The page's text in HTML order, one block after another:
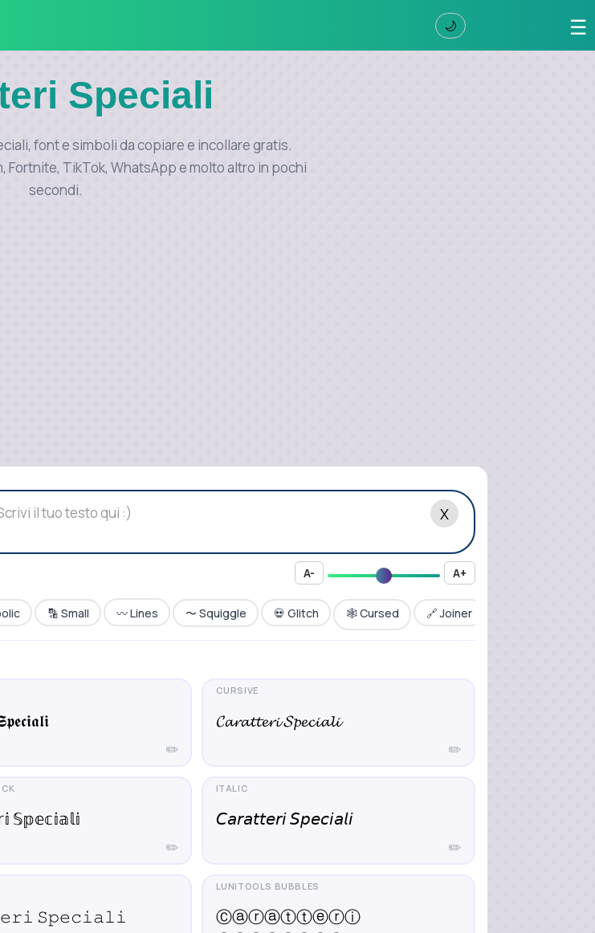
☰
🌙
Speciali
font e simboli da copiare e incollare gratis.
Fortnite, TikTok, WhatsApp e molto altro in pochi
secondi.
X
A- A+
🔡 Small 〰️ Lines 〜 Squiggle 💀 Glitch 🕸️ Cursed 🔗 Joiner
✏️ ✏️
𝓒𝓪𝓻𝓪𝓽𝓽𝓮𝓻𝓲 𝓢𝓹𝓮𝓬𝓲𝓪𝓵𝓲
✏️
𝕊𝕡𝕖𝕔𝕚𝕒𝕝𝕚
✏️
𝘊𝘢𝘳𝘢𝘵𝘵𝘦𝘳𝘪 𝘚𝘱𝘦𝘤𝘪𝘢𝘭𝘪
𝚂𝚙𝚎𝚌𝚒𝚊𝚕𝚒
Ⓒⓐⓡⓐⓣⓣⓔⓡⓘ